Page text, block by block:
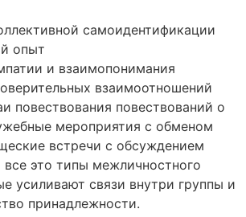
самоидентификации
опыт
и взаимопонимания
взаимоотношений
повествования повествований о
мероприятия с обменом
встречи с обсуждением
это типы межличностного
усиливают связи внутри группы и
принадлежности.